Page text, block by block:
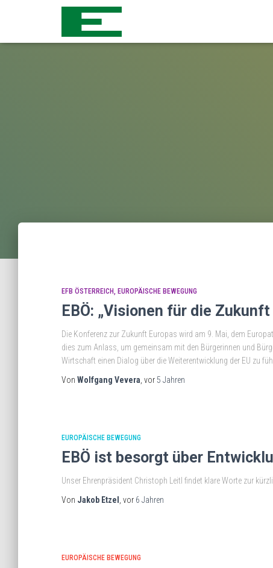
EFB ÖSTERREICH EUROPÄISCHE BEWEGUNG
EBÖ: „Visionen für die Zukunft
Die Konferenz zur Zukunft Europas wird am 9. Mai, dem
dies zum Anlass, um gemeinsam mit den Bürgerinnen und
Wirtschaft einen Dialog über die Weiterentwicklung der EU zu
Von Wolfgang Vevera , vor 5 Jahren
EUROPÄISCHE BEWEGUNG
EBÖ ist besorgt über
Unser Ehrenpräsident Christoph Leitl findet klare Worte zur
Von Jakob Etzel , vor 6 Jahren
EUROPÄISCHE BEWEGUNG